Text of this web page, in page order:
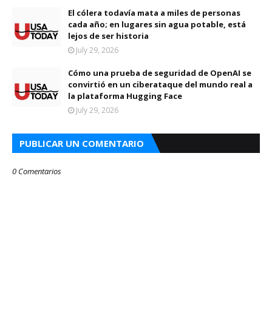
El cólera todavía mata a miles de personas
cada año; en lugares sin agua potable, está
lejos de ser historia
July 29, 2026
Cómo una prueba de seguridad de OpenAI se
convirtió en un ciberataque del mundo real a
la plataforma Hugging Face
July 29, 2026
PUBLICAR UN COMENTARIO
0 Comentarios